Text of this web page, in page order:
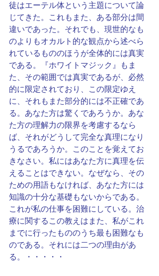
徒はエーテル体という主題について論
じてきた。これもまた、ある部分は間
違いであった。それでも、現世的なも
のよりもオカルト的な観点から述べら
れているもののほうが全体的には真実
である。『ホワイトマジック』もま
た、その範囲では真実であるが、必然
的に限定されており、この限定ゆえ
に、それもまた部分的には不正確であ
る。あなた方は驚くであろうか。あな
た方の理解力の限界を考慮するなら
ば、それがどうして完全な真理になり
うるであろうか。このことを覚えてお
きなさい。私にはあなた方に真理を伝
えることはできない。なぜなら、その
ための用語もなければ、あなた方には
知識の十分な基礎もないからである。
これが私の仕事を困難にしている。治
療に関するこの教えはまた、私がこれ
までに行ったもののうち最も困難なも
のである。それには二つの理由があ
る。・・・・・